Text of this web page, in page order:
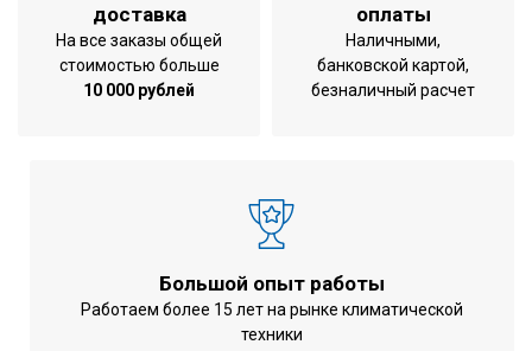
доставка
На все заказы общей
стоимостью больше
10 000 рублей
оплаты
Наличными,
банковской картой,
безналичный расчет
Большой опыт работы
Работаем более 15 лет на рынке климатической
техники